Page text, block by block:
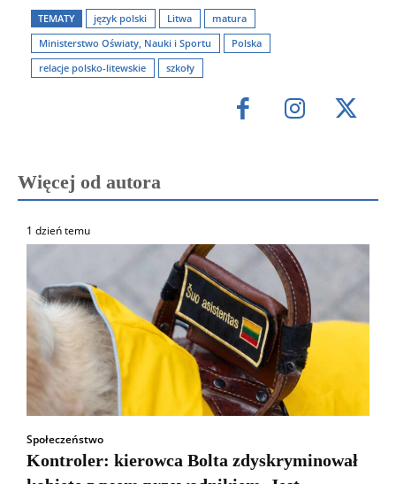
TEMATY język polski Litwa
matura
Ministerstwo Oświaty, Nauki i Sportu
Polska
relacje polsko-litewskie
szkoły
Więcej od autora
1 dzień temu
Społeczeństwo
Kontroler: kierowca Bolta zdyskryminował